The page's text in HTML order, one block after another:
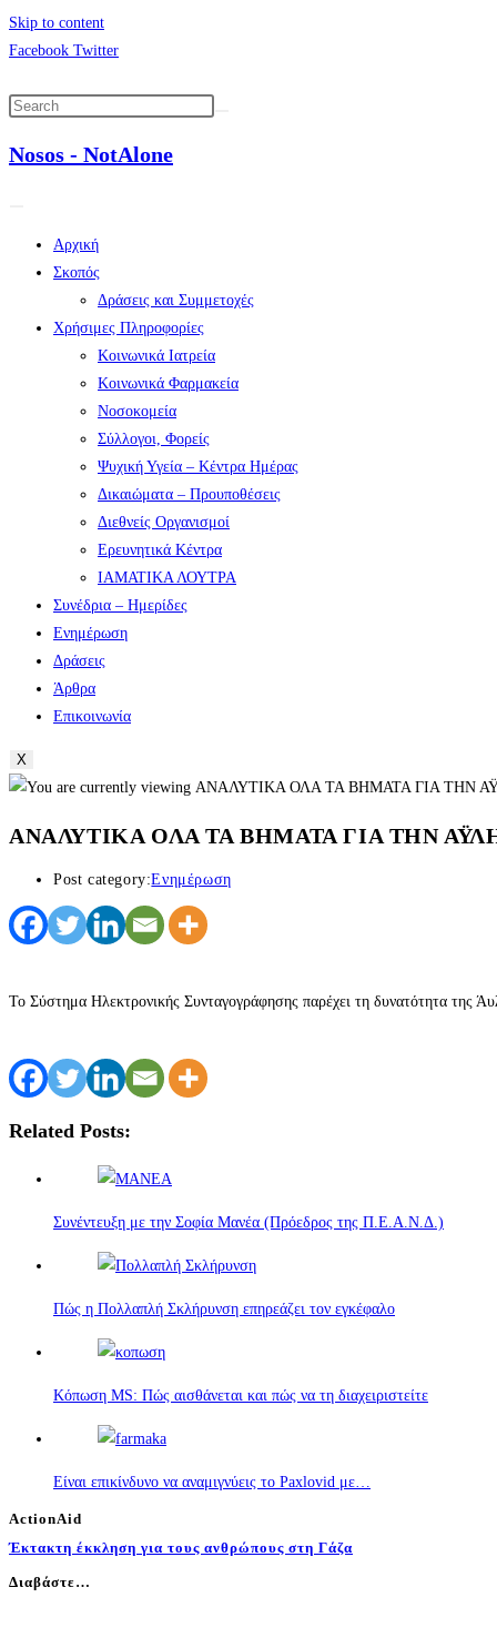
Skip to content
Facebook Twitter
Nosos - NotAlone
Αρχική
Σκοπός
Δράσεις και Συμμετοχές
Χρήσιμες Πληροφορίες
Κοινωνικά Ιατρεία
Κοινωνικά Φαρμακεία
Νοσοκομεία
Σύλλογοι, Φορείς
Ψυχική Υγεία – Κέντρα Ημέρας
Δικαιώματα – Προυποθέσεις
Διεθνείς Οργανισμοί
Ερευνητικά Κέντρα
ΙΑΜΑΤΙΚΑ ΛΟΥΤΡΑ
Συνέδρια – Ημερίδες
Ενημέρωση
Δράσεις
Άρθρα
Επικοινωνία
X
ΑΝΑΛΥΤΙΚΑ ΟΛΑ ΤΑ ΒΗΜΑΤΑ ΓΙΑ ΤΗΝ
Post category:Ενημέρωση
Το Σύστημα Ηλεκτρονικής Συνταγογράφησης παρέχει τη δυνατότητα της
Related Posts:
Συνέντευξη με την Σοφία Μανέα (Πρόεδρος της Π.Ε.Α.Ν.Δ.)
Πώς η Πολλαπλή Σκλήρυνση επηρεάζει τον εγκέφαλο
Κόπωση MS: Πώς αισθάνεται και πώς να τη διαχειριστείτε
Είναι επικίνδυνο να αναμιγνύεις το Paxlovid με…
ActionAid
Έκτακτη έκκληση για τους ανθρώπους στη Γάζα
Διαβάστε…